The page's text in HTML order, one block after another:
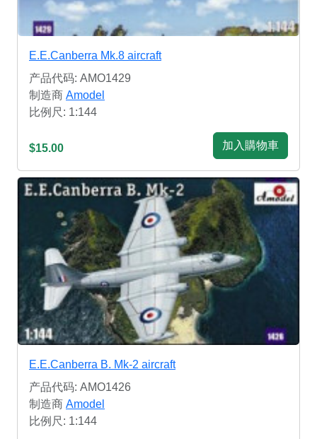
E.E.Canberra Mk.8 aircraft
产品代码: AMO1429
制造商 Amodel
比例尺: 1:144
$15.00 加入購物車
E.E.Canberra B. Mk-2 aircraft
产品代码: AMO1426
制造商 Amodel
比例尺: 1:144